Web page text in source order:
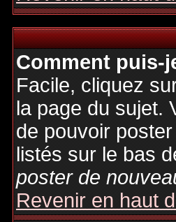
Comment puis-
Facile, cliquez
la page du sujet.
de pouvoir
listés sur le bas
poster de
Revenir en haut